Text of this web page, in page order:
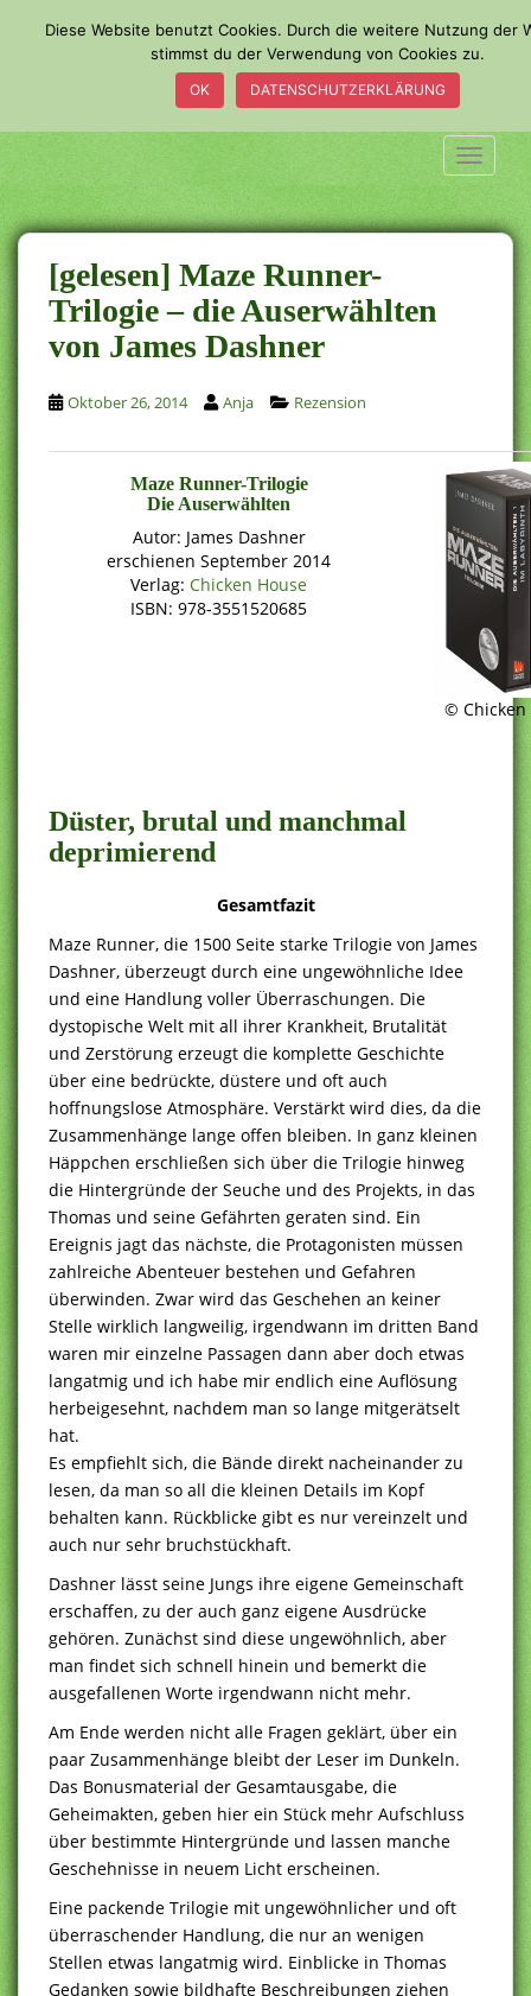
o
m
a
i
n
c
o
n
t
e
n
t
[gelesen] Maze Runner-
Trilogie – die Auserwählten
von James Dashner
Oktober 26, 2014 Anja Rezension
Maze Runner-Trilogie
Die Auserwählten
Autor: James Dashner
erschienen September 2014
Verlag: Chicken House
ISBN: 978-3551520685
© Chicken
Düster, brutal und manchmal
deprimierend
Gesamtfazit
Maze Runner, die 1500 Seite starke Trilogie von James
Dashner, überzeugt durch eine ungewöhnliche Idee
und eine Handlung voller Überraschungen. Die
dystopische Welt mit all ihrer Krankheit, Brutalität
und Zerstörung erzeugt die komplette Geschichte
über eine bedrückte, düstere und oft auch
hoffnungslose Atmosphäre. Verstärkt wird dies, da die
Zusammenhänge lange offen bleiben. In ganz kleinen
Häppchen erschließen sich über die Trilogie hinweg
die Hintergründe der Seuche und des Projekts, in das
Thomas und seine Gefährten geraten sind. Ein
Ereignis jagt das nächste, die Protagonisten müssen
zahlreiche Abenteuer bestehen und Gefahren
überwinden. Zwar wird das Geschehen an keiner
Stelle wirklich langweilig, irgendwann im dritten Band
waren mir einzelne Passagen dann aber doch etwas
langatmig und ich habe mir endlich eine Auflösung
herbeigesehnt, nachdem man so lange mitgerätselt
hat.
Es empfiehlt sich, die Bände direkt nacheinander zu
lesen, da man so all die kleinen Details im Kopf
behalten kann. Rückblicke gibt es nur vereinzelt und
auch nur sehr bruchstückhaft.
Dashner lässt seine Jungs ihre eigene Gemeinschaft
erschaffen, zu der auch ganz eigene Ausdrücke
gehören. Zunächst sind diese ungewöhnlich, aber
man findet sich schnell hinein und bemerkt die
ausgefallenen Worte irgendwann nicht mehr.
Am Ende werden nicht alle Fragen geklärt, über ein
paar Zusammenhänge bleibt der Leser im Dunkeln.
Das Bonusmaterial der Gesamtausgabe, die
Geheimakten, geben hier ein Stück mehr Aufschluss
über bestimmte Hintergründe und lassen manche
Geschehnisse in neuem Licht erscheinen.
Eine packende Trilogie mit ungewöhnlicher und oft
überraschender Handlung, die nur an wenigen
Stellen etwas langatmig wird. Einblicke in Thomas
Gedanken sowie bildhafte Beschreibungen ziehen
Diese Website benutzt Cookies. Durch die weitere Nutzung der
stimmst du der Verwendung von Cookies zu.
OK DATENSCHUTZERKLÄRUNG